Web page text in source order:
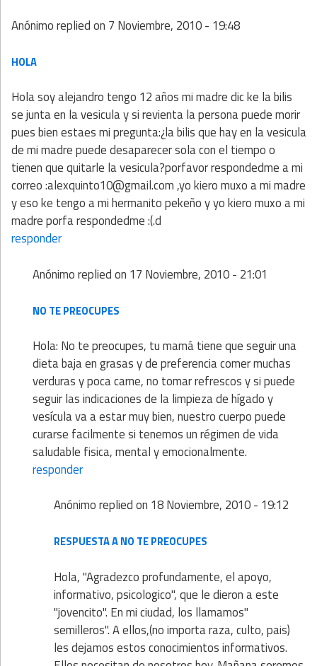
Anónimoreplied on 7 Noviembre, 2010 - 19:48
HOLA
Hola soy alejandro tengo 12 años mi madre dic ke la bilis
se junta en la vesicula y si revienta la persona puede morir
pues bien estaes mi pregunta:¿la bilis que hay en la vesicula
de mi madre puede desaparecer sola con el tiempo o
tienen que quitarle la vesicula?porfavor respondedme a mi
correo :alexquinto10@gmail.com ,yo kiero muxo a mi madre
y eso ke tengo a mi hermanito pekeño y yo kiero muxo a mi
madre porfa respondedme :(.d
responder
Anónimoreplied on 17 Noviembre, 2010 - 21:01
NO TE PREOCUPES
Hola: No te preocupes, tu mamá tiene que seguir una
dieta baja en grasas y de preferencia comer muchas
verduras y poca carne, no tomar refrescos y si puede
seguir las indicaciones de la limpieza de hígado y
vesícula va a estar muy bien, nuestro cuerpo puede
curarse facilmente si tenemos un régimen de vida
saludable fisica, mental y emocionalmente.
responder
Anónimoreplied on 18 Noviembre, 2010 - 19:12
RESPUESTA A NO TE PREOCUPES
Hola, "Agradezco profundamente, el apoyo,
informativo, psicologico", que le dieron a este
"jovencito". En mi ciudad, los llamamos"
semilleros". A ellos,(no importa raza, culto, pais)
les dejamos estos conocimientos informativos.